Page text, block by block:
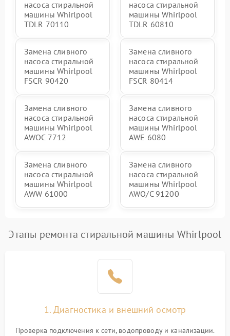
насоса стиральной
машины Whirlpool
TDLR 70110
насоса стиральной
машины Whirlpool
TDLR 60810
Замена сливного
насоса стиральной
машины Whirlpool
FSCR 90420
Замена сливного
насоса стиральной
машины Whirlpool
FSCR 80414
Замена сливного
насоса стиральной
машины Whirlpool
AWOC 7712
Замена сливного
насоса стиральной
машины Whirlpool
AWE 6080
Замена сливного
насоса стиральной
машины Whirlpool
AWW 61000
Замена сливного
насоса стиральной
машины Whirlpool
AWO/C 91200
Этапы ремонта стиральной машины Whirlpool
1. Диагностика и внешний осмотр
Проверка подключения к сети, водопроводу и канализации.